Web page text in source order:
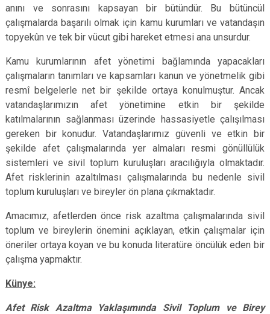
anını ve sonrasını kapsayan bir bütündür. Bu bütüncül
çalışmalarda başarılı olmak için kamu kurumları ve vatandaşın
topyekûn ve tek bir vücut gibi hareket etmesi ana unsurdur.
Kamu kurumlarının afet yönetimi bağlamında yapacakları
çalışmaların tanımları ve kapsamları kanun ve yönetmelik gibi
resmî belgelerle net bir şekilde ortaya konulmuştur. Ancak
vatandaşlarımızın afet yönetimine etkin bir şekilde
katılmalarının sağlanması üzerinde hassasiyetle çalışılması
gereken bir konudur. Vatandaşlarımız güvenli ve etkin bir
şekilde afet çalışmalarında yer almaları resmi gönüllülük
sistemleri ve sivil toplum kuruluşları aracılığıyla olmaktadır.
Afet risklerinin azaltılması çalışmalarında bu nedenle sivil
toplum kuruluşları ve bireyler ön plana çıkmaktadır.
Amacımız, afetlerden önce risk azaltma çalışmalarında sivil
toplum ve bireylerin önemini açıklayan, etkin çalışmalar için
öneriler ortaya koyan ve bu konuda literatüre öncülük eden bir
çalışma yapmaktır.
Künye:
Afet Risk Azaltma Yaklaşımında Sivil Toplum ve Birey